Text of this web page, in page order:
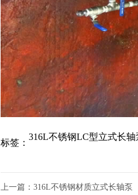
标签：
316L不锈钢LC型立式长轴
上一篇： 316L不锈钢材质立式长轴泵